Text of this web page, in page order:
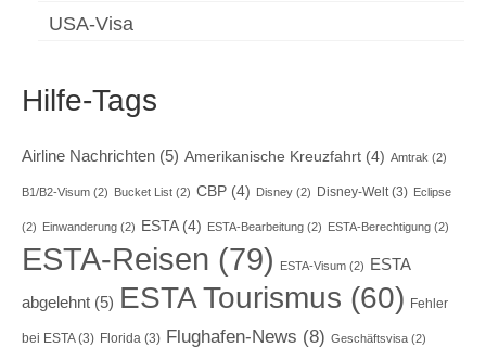
USA-Visa
Hilfe-Tags
Airline Nachrichten (5) Amerikanische Kreuzfahrt (4) Amtrak (2)
B1/B2-Visum (2) Bucket List (2) CBP (4) Disney (2) Disney-Welt(3) Eclipse
(2) Einwanderung (2) ESTA(4) ESTA-Bearbeitung (2) ESTA-Berechtigung (2)
ESTA-Reisen (79) ESTA-Visum (2) ESTA
abgelehnt (5) ESTA Tourismus (60) Fehler
bei ESTA(3) Florida (3) Flughafen-News (8) Geschäftsvisa (2)